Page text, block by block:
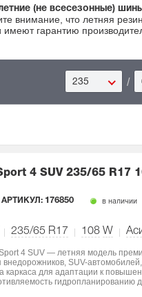
(не всесезонные)
внимание, что летняя
гарантию
235 /
4 SUV 235/65 R17
АРТИКУЛ: 176850 в наличии
235/65 R17 108 W
4 SUV — летняя модель
SUV-
каркаса для адаптации к
гидропланированию